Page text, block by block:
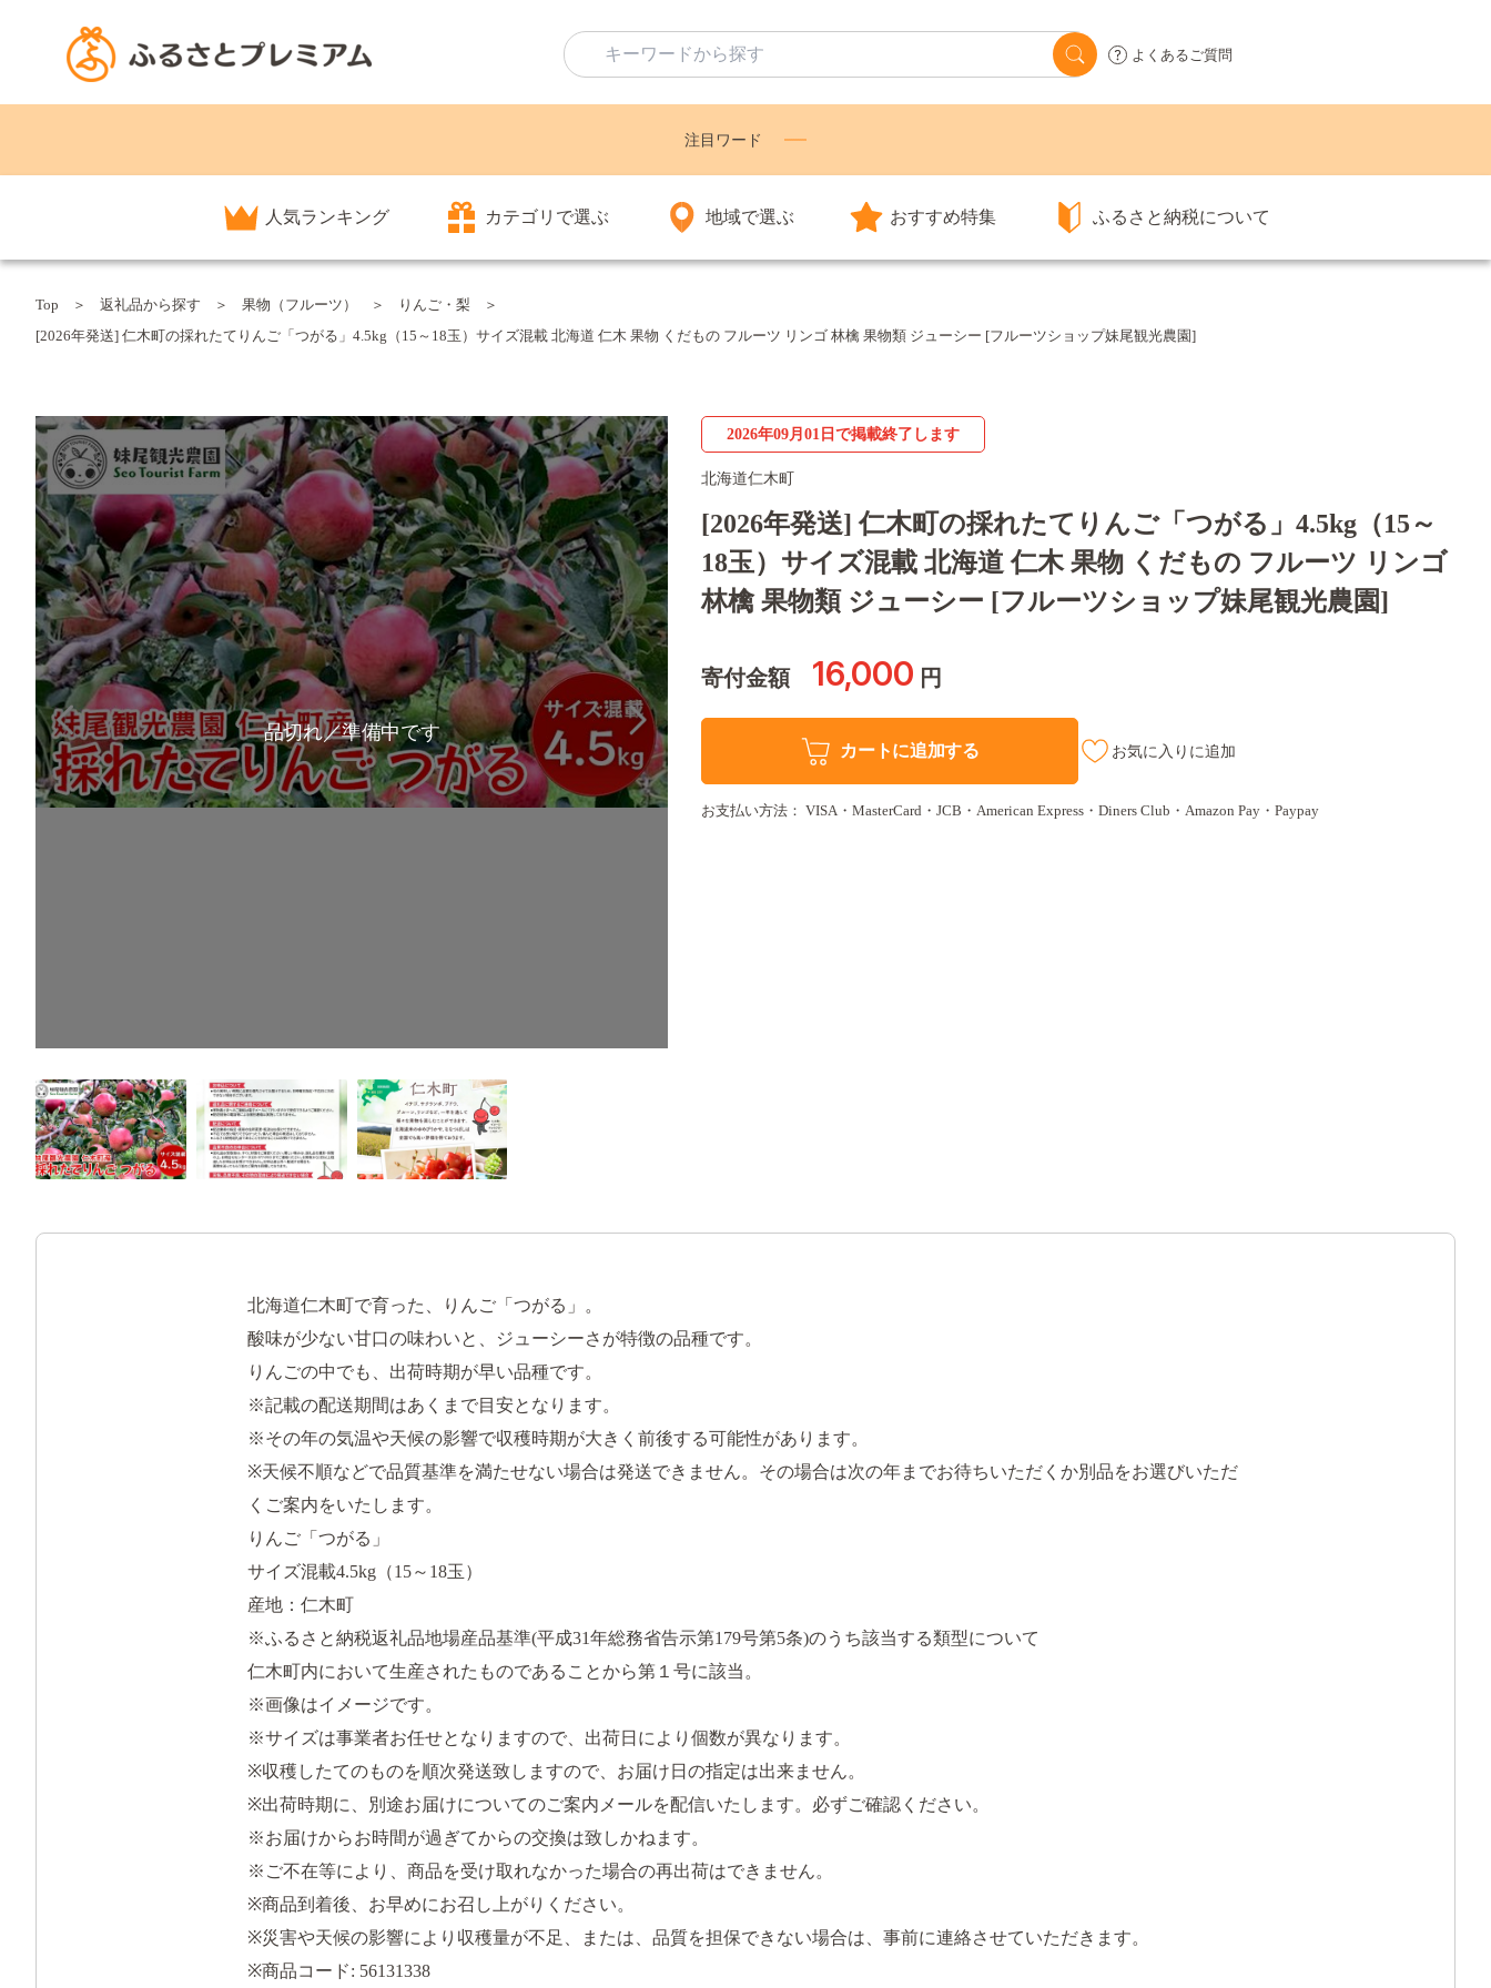
よくあるご質問
注目ワード
人気ランキング カテゴリで選ぶ 地域で選ぶ おすすめ特集 ふるさと納税について
Top 返礼品から探す 果物（フルーツ）
りんご・梨
[2026年発送] 仁木町の採れたてりんご「つがる」4.5kg（15～18玉）サイズ混載 北海道 仁木 果物 くだもの フルーツ リンゴ 林檎 果物類 ジューシー [フルーツショップ妹尾観光農園]
品切れ／準備中です
2026年09月01日で掲載終了します
北海道仁木町
[2026年発送] 仁木町の採れたてりんご「つがる」4.5kg（15～
18玉）サイズ混載 北海道 仁木 果物 くだもの フルーツ リンゴ
林檎 果物類 ジューシー [フルーツショップ妹尾観光農園]
寄付金額 16,000 円
カートに追加する お気に入りに追加
お支払い方法： VISA・MasterCard・JCB・American Express・Diners Club・Amazon Pay・Paypay
北海道仁木町で育った、りんご「つがる」。
酸味が少ない甘口の味わいと、ジューシーさが特徴の品種です。
りんごの中でも、出荷時期が早い品種です。
※記載の配送期間はあくまで目安となります。
※その年の気温や天候の影響で収穫時期が大きく前後する可能性があります。
※天候不順などで品質基準を満たせない場合は発送できません。その場合は次の年までお待ちいただくか別品をお選びいただ
くご案内をいたします。
りんご「つがる」
サイズ混載4.5kg（15～18玉）
産地：仁木町
※ふるさと納税返礼品地場産品基準(平成31年総務省告示第179号第5条)のうち該当する類型について
仁木町内において生産されたものであることから第１号に該当。
※画像はイメージです。
※サイズは事業者お任せとなりますので、出荷日により個数が異なります。
※収穫したてのものを順次発送致しますので、お届け日の指定は出来ません。
※出荷時期に、別途お届けについてのご案内メールを配信いたします。必ずご確認ください。
※お届けからお時間が過ぎてからの交換は致しかねます。
※ご不在等により、商品を受け取れなかった場合の再出荷はできません。
※商品到着後、お早めにお召し上がりください。
※災害や天候の影響により収穫量が不足、または、品質を担保できない場合は、事前に連絡させていただきます。
※商品コード: 56131338